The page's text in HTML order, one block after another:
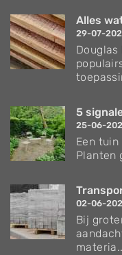
Alles
29-07-
5
25-06-
Een
Planten
02-06-
Bij